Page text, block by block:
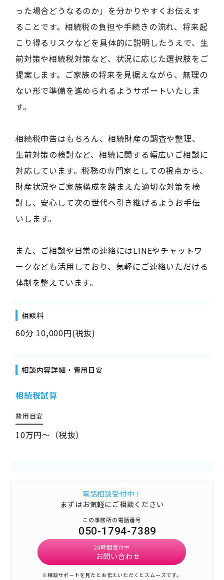
った場合どうなるのか」を分かりやすくお伝えす
ることです。相続税の負担や手続きの流れ、将来起
こり得るリスクなどを具体的に説明したうえで、生
前対策や相続税対策など、状況に応じた選択肢をご
提案します。ご家族の将来を見据えながら、無理の
ない形で準備を進められるようサポートいたしま
す。
相続税申告はもちろん、相続財産の調査や整理、
生前対策の検討など、相続に関する幅広いご相談に
対応しています。税務の専門家としての視点から、
財産状況やご家族構成を踏まえた適切な対策を検
討し、安心して次の世代へ引き継げるようお手伝
いします。
また、ご相談や日常の連絡にはLINEやチャットワ
ークなども活用しており、気軽にご連絡いただける
体制を整えています。
相談料
60分 10,000円(税抜)
相談内容詳細・費用目安
相続税試算
費用目安
10万円～（税抜）
電話相談受付中！
まずはお気軽にご相談ください
この事務所の電話番号
050-1794-7389
24時間受付中
お問い合わせ
※相談サポートを見たとお伝えいただくとスムーズです。